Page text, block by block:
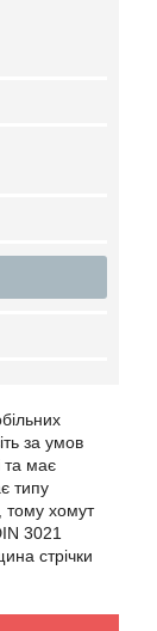
за умов
та має
типу
тому хомут
3021
стрічки